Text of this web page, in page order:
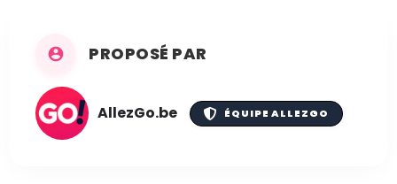
PROPOSÉ PAR
AllezGo.be ÉQUIPE ALLEZGO